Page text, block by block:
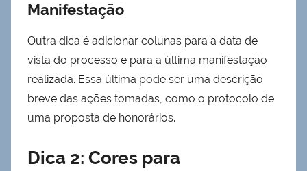
Manifestação
Outra dica é adicionar colunas para a data de
vista do processo e para a última manifestação
realizada. Essa última pode ser uma descrição
breve das ações tomadas, como o protocolo de
uma proposta de honorários.
Dica 2: Cores para